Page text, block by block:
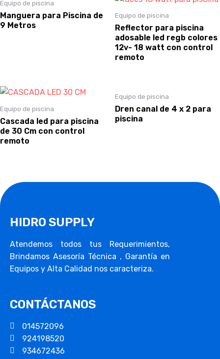
Equipo de piscina
Manguera para Piscina de
9 Metros
Equipo de piscina
Reflector para piscina
adosable led regb colores
12v- 18 watt con control
remoto
Equipo de piscina
Cascada led para piscina
de 30 Cm con control
remoto
Equipo de piscina
Dren canal de 4 x 2 para
piscina
HIDRO SUPPLY
Atendemos todos tus Requerimientos,
Brindamos Asesoría Técnica , Garantía en
Equipos y Alta Calidad nos caracteriza.
CONTÁCTANOS
014572096
924198520
934672436